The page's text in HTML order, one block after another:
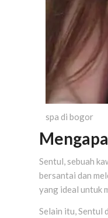
spa di bogor
Sentul, sebuah
bersantai dan
yang ideal untuk
Selain itu, Sentul